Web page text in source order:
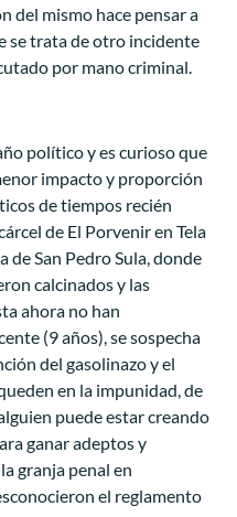
del mismo hace pensar a
se trata de otro incidente
por mano criminal.
político y es curioso que
impacto y proporción
de tiempos recién
de El Porvenir en Tela
San Pedro Sula, donde
calcinados y las
ahora no han
(9 años), se sospecha
del gasolinazo y el
en la impunidad, de
puede estar creando
ganar adeptos y
granja penal en
el reglamento